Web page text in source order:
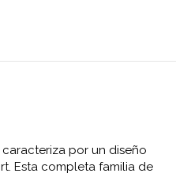
caracteriza por un diseño
Esta completa familia de